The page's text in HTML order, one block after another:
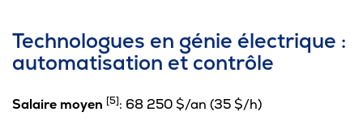
Technologues en génie électrique :
automatisation et contrôle
Salaire moyen [5]: 68 250 $/an (35 $/h)